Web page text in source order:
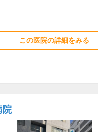
この医院の詳細をみる
院